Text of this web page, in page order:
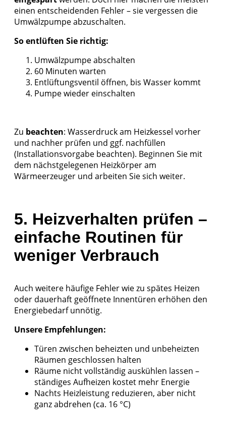
einen entscheidenden Fehler – sie vergessen die
Umwälzpumpe abzuschalten.
So entlüften Sie richtig:
Umwälzpumpe abschalten
60 Minuten warten
Entlüftungsventil öffnen, bis Wasser kommt
Pumpe wieder einschalten
Zu beachten: Wasserdruck am Heizkessel vorher
und nachher prüfen und ggf. nachfüllen
(Installationsvorgabe beachten). Beginnen Sie mit
dem nächstgelegenen Heizkörper am
Wärmeerzeuger und arbeiten Sie sich weiter.
5. Heizverhalten prüfen –
einfache Routinen für
weniger Verbrauch
Auch weitere häufige Fehler wie zu spätes Heizen
oder dauerhaft geöffnete Innentüren erhöhen den
Energiebedarf unnötig.
Unsere Empfehlungen:
Türen zwischen beheizten und unbeheizten
Räumen geschlossen halten
Räume nicht vollständig auskühlen lassen –
ständiges Aufheizen kostet mehr Energie
Nachts Heizleistung reduzieren, aber nicht
ganz abdrehen (ca. 16 °C)